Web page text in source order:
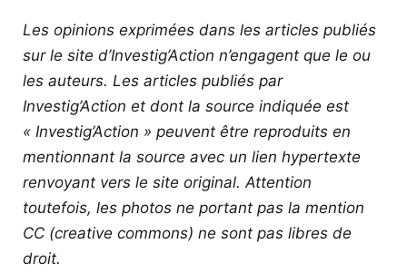
Les opinions exprimées dans les articles publiés
sur le site d’Investig’Action n’engagent que le ou
les auteurs. Les articles publiés par
Investig’Action et dont la source indiquée est
« Investig’Action » peuvent être reproduits en
mentionnant la source avec un lien hypertexte
renvoyant vers le site original. Attention
toutefois, les photos ne portant pas la mention
CC (creative commons) ne sont pas libres de
droit.